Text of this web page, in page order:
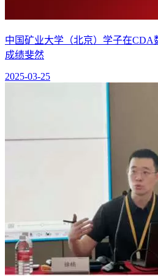
中国矿业大学（北京）学子在CDA
成绩斐然
2025-03-25